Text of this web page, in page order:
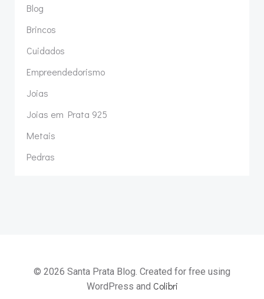
Blog
Brincos
Cuidados
Empreendedorismo
Joias
Joias em Prata 925
Metais
Pedras
© 2026 Santa Prata Blog. Created for free using
WordPress and Colibri